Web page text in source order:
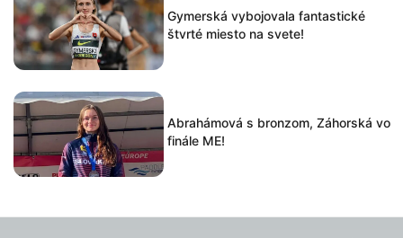
Gymerská vybojovala fantastické
štvrté miesto na svete!
Abrahámová s bronzom, Záhorská vo
finále ME!